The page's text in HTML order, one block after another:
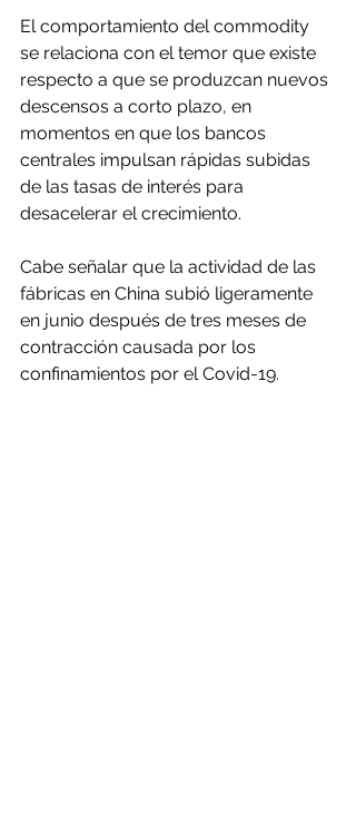
El comportamiento del commodity
se relaciona con el temor que existe
respecto a que se produzcan nuevos
descensos a corto plazo, en
momentos en que los bancos
centrales impulsan rápidas subidas
de las tasas de interés para
desacelerar el crecimiento.
Cabe señalar que la actividad de las
fábricas en China subió ligeramente
en junio después de tres meses de
contracción causada por los
confinamientos por el Covid-19.